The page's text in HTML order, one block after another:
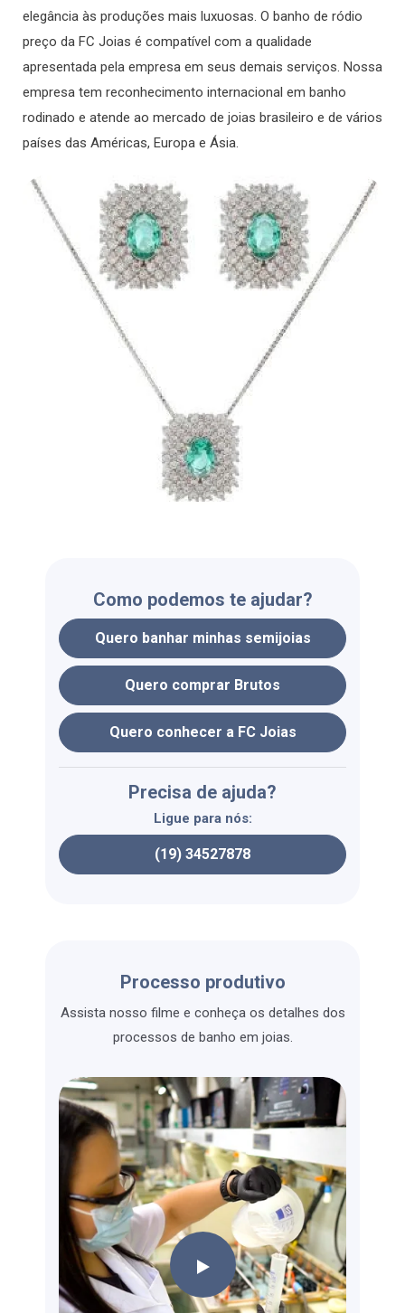
elegância às produções mais luxuosas. O banho de ródio
preço da FC Joias é compatível com a qualidade
apresentada pela empresa em seus demais serviços. Nossa
empresa tem reconhecimento internacional em banho
rodinado e atende ao mercado de joias brasileiro e de vários
países das Américas, Europa e Ásia.
Como podemos te ajudar?
Quero banhar minhas semijoias
Quero comprar Brutos
Quero conhecer a FC Joias
Precisa de ajuda?
Ligue para nós:
(19) 34527878
Processo produtivo
Assista nosso filme e conheça os detalhes dos
processos de banho em joias.